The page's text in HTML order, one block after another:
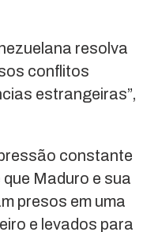
resolva
conflitos
estrangeiras”,
constante
Maduro e sua
presos em uma
e levados para